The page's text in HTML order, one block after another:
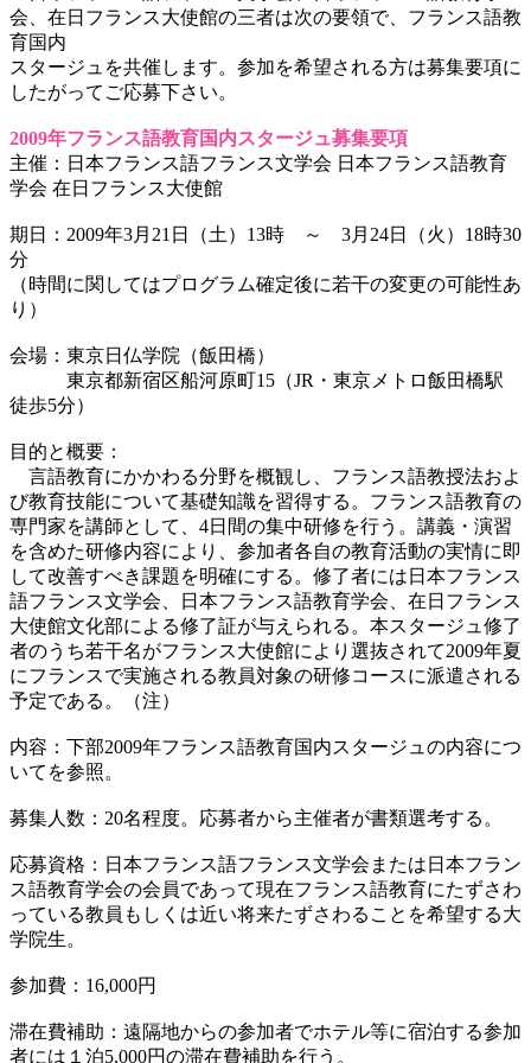
会、在日フランス大使館の三者は次の要領で、フランス語教
育国内
スタージュを共催します。参加を希望される方は募集要項に
したがってご応募下さい。
2009年フランス語教育国内スタージュ募集要項
主催：日本フランス語フランス文学会 日本フランス語教育
学会 在日フランス大使館
期日：2009年3月21日（土）13時 ～ 3月24日（火）18時30
分
（時間に関してはプログラム確定後に若干の変更の可能性あ
り）
会場：東京日仏学院（飯田橋）
東京都新宿区船河原町15（JR・東京メトロ飯田橋駅
徒歩5分）
目的と概要：
言語教育にかかわる分野を概観し、フランス語教授法およ
び教育技能について基礎知識を習得する。フランス語教育の
専門家を講師として、4日間の集中研修を行う。講義・演習
を含めた研修内容により、参加者各自の教育活動の実情に即
して改善すべき課題を明確にする。修了者には日本フランス
語フランス文学会、日本フランス語教育学会、在日フランス
大使館文化部による修了証が与えられる。本スタージュ修了
者のうち若干名がフランス大使館により選抜されて2009年夏
にフランスで実施される教員対象の研修コースに派遣される
予定である。（注）
内容：下部2009年フランス語教育国内スタージュの内容につ
いてを参照。
募集人数：20名程度。応募者から主催者が書類選考する。
応募資格：日本フランス語フランス文学会または日本フラン
ス語教育学会の会員であって現在フランス語教育にたずさわ
っている教員もしくは近い将来たずさわることを希望する大
学院生。
参加費：16,000円
滞在費補助：遠隔地からの参加者でホテル等に宿泊する参加
者には１泊5,000円の滞在費補助を行う。